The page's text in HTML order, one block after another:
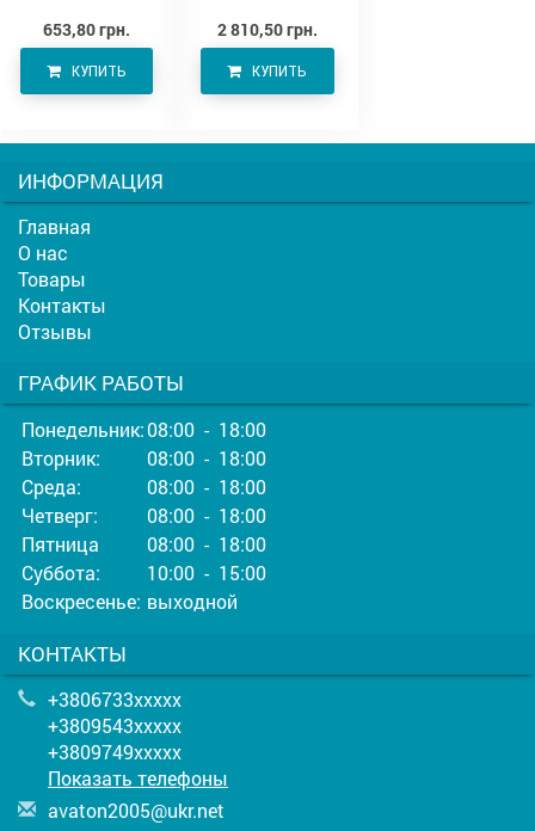
653,80 грн.
КУПИТЬ
2 810,50 грн.
КУПИТЬ
ИНФОРМАЦИЯ
Главная
О нас
Товары
Контакты
Отзывы
ГРАФИК РАБОТЫ
Понедельник:08:00 - 18:00
Вторник:
08:00 - 18:00
Среда:
08:00 - 18:00
Четверг:
08:00 - 18:00
Пятница
08:00 - 18:00
Суббота:
10:00 - 15:00
Воскресенье: выходной
КОНТАКТЫ
+3806733xxxxx
+3809543xxxxx
+3809749xxxxx
Показать телефоны
avaton2005@ukr.net